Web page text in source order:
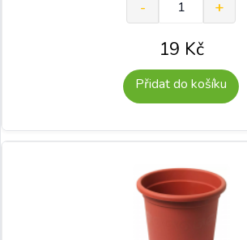
19 Kč
Přidat do košíku